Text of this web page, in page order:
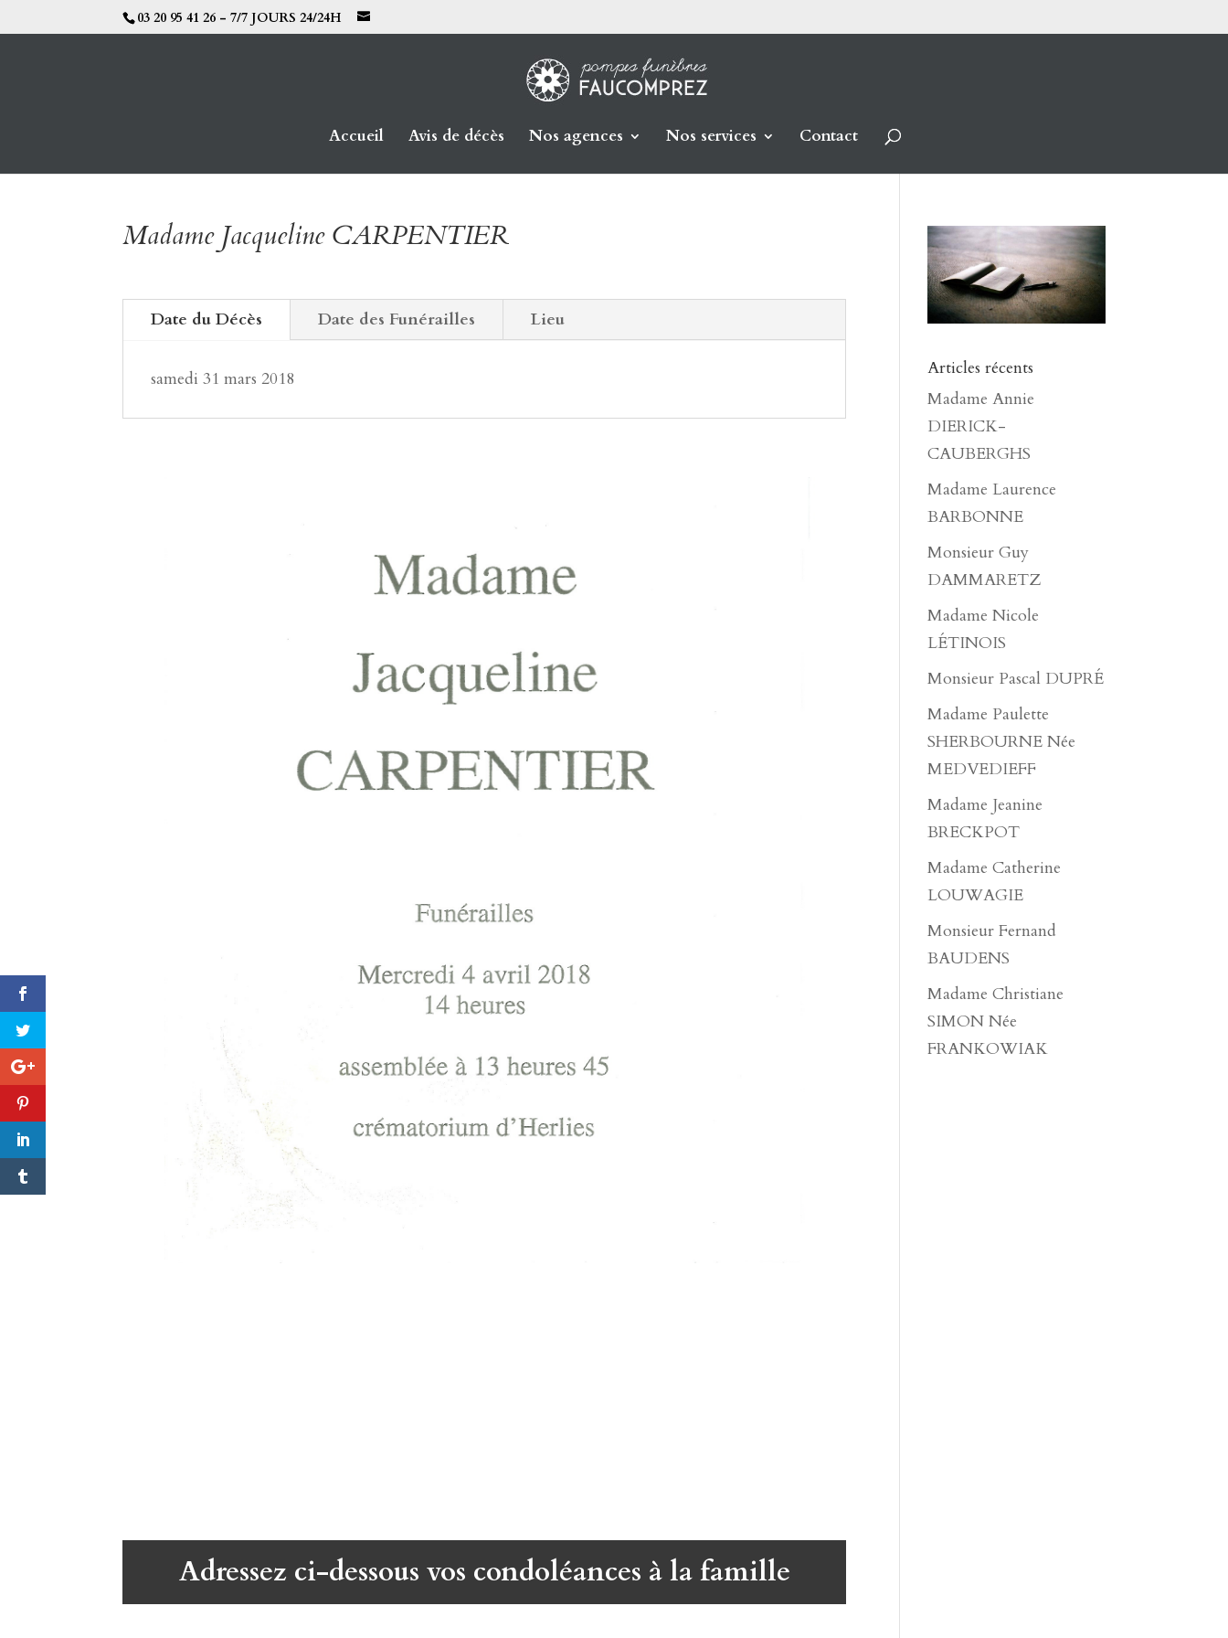
03 20 95 41 26 - 7/7 JOURS 24/24H
Accueil Avis de décès Nos agences Nos services Contact
Madame Jacqueline CARPENTIER
Date du Décès Date des Funérailles Lieu
samedi 31 mars 2018
Adressez ci-dessous vos condoléances à la famille
Articles récents
Madame Annie
DIERICK-
CAUBERGHS
Madame Laurence
BARBONNE
Monsieur Guy
DAMMARETZ
Madame Nicole
LÉTINOIS
Monsieur Pascal DUPRÉ
Madame Paulette
SHERBOURNE Née
MEDVEDIEFF
Madame Jeanine
BRECKPOT
Madame Catherine
LOUWAGIE
Monsieur Fernand
BAUDENS
Madame Christiane
SIMON Née
FRANKOWIAK